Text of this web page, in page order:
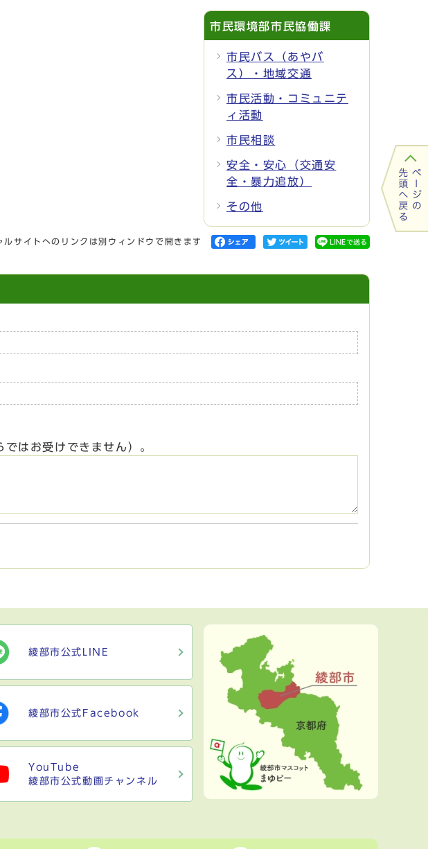
市民環境部市民協働課
市民バス（あやバ
ス）・地域交通
市民活動・コミュニテ
ィ活動
市民相談
安全・安心（交通安
全・暴力追放）
その他
ルサイトへのリンクは別ウィンドウで開きます
はお受けできません）。
綾部市公式LINE
綾部市公式Facebook
YouTube
綾部市公式動画チャンネル